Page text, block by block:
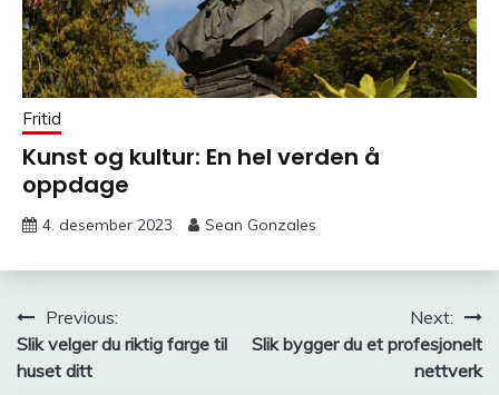
Fritid
Kunst og kultur: En hel verden å
oppdage
4. desember 2023 Sean Gonzales
Innleggsnavigasjon
Previous:
Slik velger du riktig farge til
huset ditt
Next:
Slik bygger du et profesjonelt
nettverk